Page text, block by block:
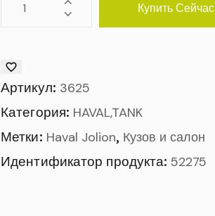
Купить Сейчас
Артикул: 3625
Категория: HAVAL,TANK
Метки: Haval Jolion, Кузов и салон
Идентификатор продукта:52275